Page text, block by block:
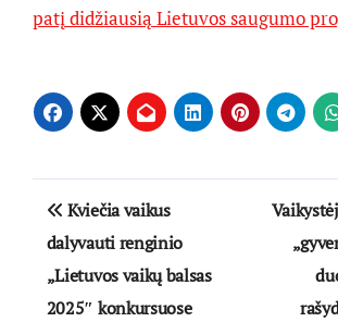
patį didžiausią Lietuvos saugumo
Navigacija
tarp
įrašų
Kviečia vaikus
dalyvauti renginio
„Lietuvos vaikų balsas
2025″ konkursuose